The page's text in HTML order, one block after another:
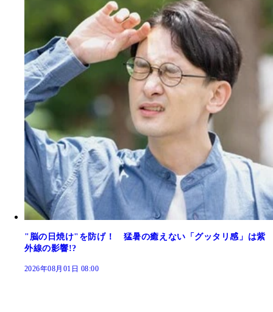
"脳の日焼け"を防げ！ 猛暑の癒えない「グッタリ感」は紫
外線の影響!?
2026年08月01日 08:00